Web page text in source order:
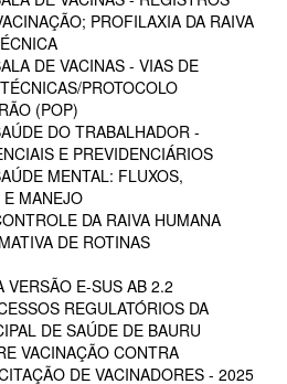
PROFILAXIA DA RAIVA
DE VACINAS - VIAS DE
PROTOCOLO
(POP)
DO TRABALHADOR -
E PREVIDENCIÁRIOS
MENTAL: FLUXOS,
MANEJO
DA RAIVA HUMANA
DE ROTINAS
VERSÃO E-SUS AB 2.2
REGULATÓRIOS DA
DE SAÚDE DE BAURU
VACINAÇÃO CONTRA
DE VACINADORES - 2025